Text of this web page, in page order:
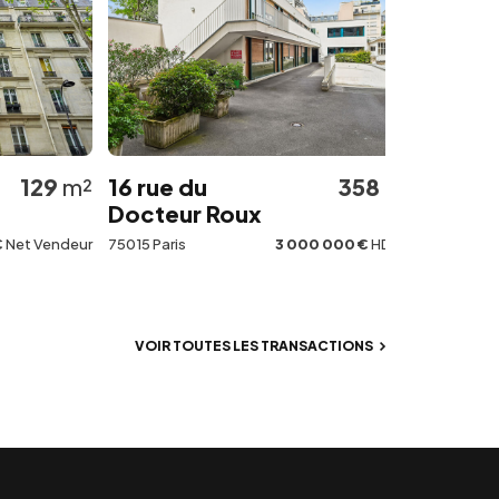
m² 16 rue du
Docteur Roux
75015 Paris
m²
3 000 000 €HD HH
14-18 rue
VOIR TOUTES LES TRANSACTIONS